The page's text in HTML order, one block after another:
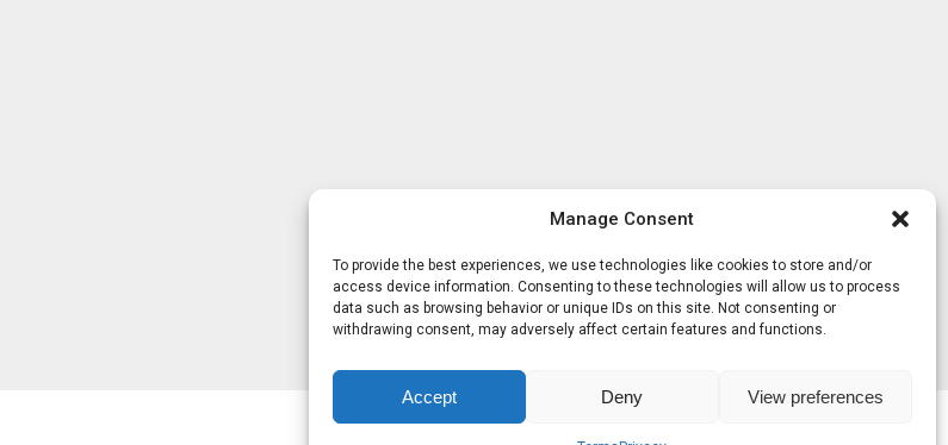
Manage Consent
To provide the best experiences, we use technologies like cookies to store and/or
access device information. Consenting to these technologies will allow us to process
data such as browsing behavior or unique IDs on this site. Not consenting or
withdrawing consent, may adversely affect certain features and functions.
Accept Deny View preferences